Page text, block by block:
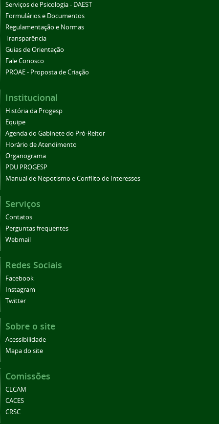
Serviços de Psicologia - DAEST
Formulários e Documentos
Regulamentação e Normas
Transparência
Guias de Orientação
Fale Conosco
PROAE - Proposta de Criação
Institucional
História da Progesp
Equipe
Agenda do Gabinete do Pró-Reitor
Horário de Atendimento
Organograma
PDU PROGESP
Manual de Nepotismo e Conflito de Interesses
Serviços
Contatos
Perguntas frequentes
Webmail
Redes Sociais
Facebook
Instagram
Twitter
Sobre o site
Acessibilidade
Mapa do site
Comissões
CECAM
CACES
CRSC